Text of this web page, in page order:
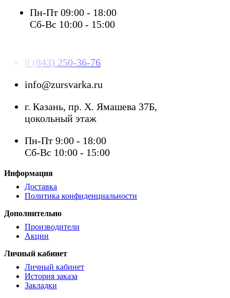
Пн-Пт 09:00 - 18:00
Сб-Вс 10:00 - 15:00
8 (843) 250-36-76
info@zursvarka.ru
г. Казань, пр. Х. Ямашева 37Б,
цокольный этаж
Пн-Пт 9:00 - 18:00
Сб-Вс 10:00 - 15:00
Информация
Доставка
Политика конфиденциальности
Дополнительно
Производители
Акции
Личный кабинет
Личный кабинет
История заказа
Закладки